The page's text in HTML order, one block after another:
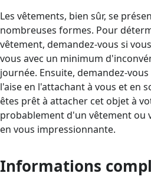
Les vêtements, bien sûr, se
nombreuses formes. Pour
vêtement, demandez-vous si
vous avec un minimum
journée. Ensuite, demandez-
l'aise en l'attachant à vous et en
êtes prêt à attacher cet objet à
probablement d'un vêtement ou
en vous impressionnante.
Informations